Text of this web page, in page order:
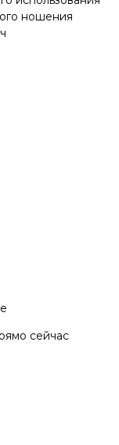
ношения
сейчас